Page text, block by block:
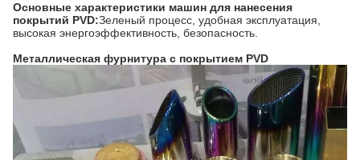
Основные характеристики машин для нанесения
покрытий PVD:Зеленый процесс, удобная эксплуатация,
высокая энергоэффективность, безопасность.
Металлическая фурнитура с покрытием PVD